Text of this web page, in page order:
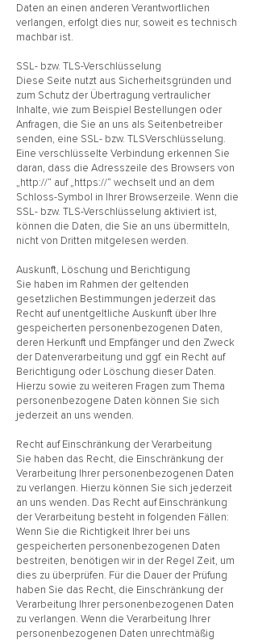
Daten an einen anderen Verantwortlichen
verlangen, erfolgt dies nur, soweit es technisch
machbar ist.
SSL- bzw. TLS-Verschlüsselung
Diese Seite nutzt aus Sicherheitsgründen und
zum Schutz der Übertragung vertraulicher
Inhalte, wie zum Beispiel Bestellungen oder
Anfragen, die Sie an uns als Seitenbetreiber
senden, eine SSL- bzw. TLSVerschlüsselung.
Eine verschlüsselte Verbindung erkennen Sie
daran, dass die Adresszeile des Browsers von
„http://“ auf „https://“ wechselt und an dem
Schloss-Symbol in Ihrer Browserzeile. Wenn die
SSL- bzw. TLS-Verschlüsselung aktiviert ist,
können die Daten, die Sie an uns übermitteln,
nicht von Dritten mitgelesen werden.
Auskunft, Löschung und Berichtigung
Sie haben im Rahmen der geltenden
gesetzlichen Bestimmungen jederzeit das
Recht auf unentgeltliche Auskunft über Ihre
gespeicherten personenbezogenen Daten,
deren Herkunft und Empfänger und den Zweck
der Datenverarbeitung und ggf. ein Recht auf
Berichtigung oder Löschung dieser Daten.
Hierzu sowie zu weiteren Fragen zum Thema
personenbezogene Daten können Sie sich
jederzeit an uns wenden.
Recht auf Einschränkung der Verarbeitung
Sie haben das Recht, die Einschränkung der
Verarbeitung Ihrer personenbezogenen Daten
zu verlangen. Hierzu können Sie sich jederzeit
an uns wenden. Das Recht auf Einschränkung
der Verarbeitung besteht in folgenden Fällen:
Wenn Sie die Richtigkeit Ihrer bei uns
gespeicherten personenbezogenen Daten
bestreiten, benötigen wir in der Regel Zeit, um
dies zu überprüfen. Für die Dauer der Prüfung
haben Sie das Recht, die Einschränkung der
Verarbeitung Ihrer personenbezogenen Daten
zu verlangen. Wenn die Verarbeitung Ihrer
personenbezogenen Daten unrechtmäßig